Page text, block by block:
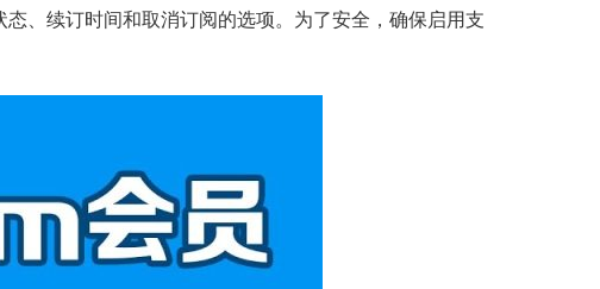
、续订时间和取消订阅的选项。为了安全，确保启用支